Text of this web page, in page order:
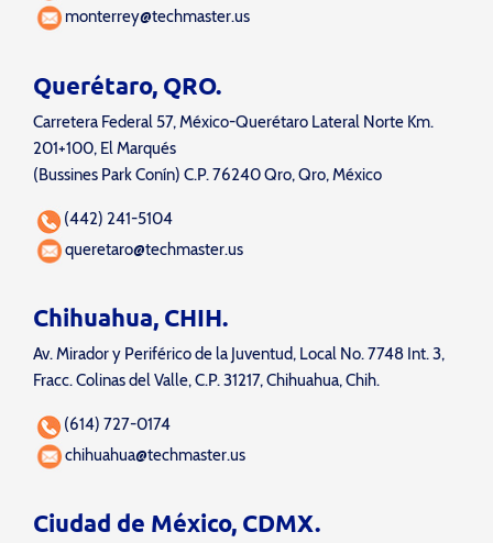
monterrey@techmaster.us
Querétaro, QRO.
Carretera Federal 57, México-Querétaro Lateral Norte Km.
201+100, El Marqués
(Bussines Park Conín) C.P. 76240 Qro, Qro, México
(442) 241-5104
queretaro@techmaster.us
Chihuahua, CHIH.
Av. Mirador y Periférico de la Juventud, Local No. 7748 Int. 3,
Fracc. Colinas del Valle, C.P. 31217, Chihuahua, Chih.
(614) 727-0174
chihuahua@techmaster.us
Ciudad de México, CDMX.